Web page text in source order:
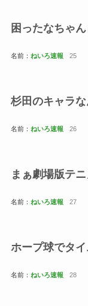
困ったなちゃ
名前： ねいろ速報 25
杉田のキャラ
名前： ねいろ速報 26
まぁ劇場版テ
名前： ねいろ速報 27
ホープ球でタ
名前： ねいろ速報 28